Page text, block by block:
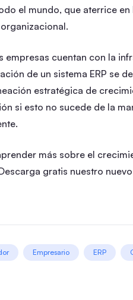
el mundo, que aterrice
empresas cuentan con la
de un sistema ERP se
estratégica de
si esto no sucede de la
más sobre el
gratis nuestro
Empresario ERP